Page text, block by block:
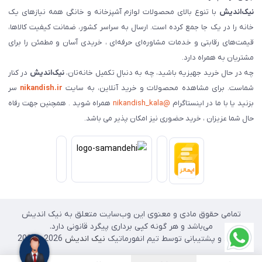
نیک‌اندیش با تنوع بالای محصولات لوازم آشپزخانه و خانگی همه نیازهای یک
خانه را در یک جا جمع کرده است. ارسال به سراسر کشور، ضمانت کیفیت کالاها،
قیمت‌های رقابتی و خدمات مشاوره‌ای حرفه‌ای ، خریدی آسان و مطمئن را برای
مشتریان به همراه دارد.
چه در حال خرید جهیزیه باشید، چه به دنبال تکمیل خانه‌تان،نیک‌اندیش در کنار
شماست. برای مشاهده محصولات و خرید آنلاین، به سایت nikandish.ir سر
بزنید یا با ما در اینستاگرام @nikandish_kala
همراه شوید . همچنین جهت رفاه
حال شما عزیزان ، خرید حضوری نیز امکان پذیر می باشد.
تمامی حقوق مادی و معنوی این وب‌سایت متعلق به نیک اندیش
می‌باشد و هر گونه کپی برداری پیگرد قانونی دارد.
طراحی و پشتیبانی توسط تیم انفورماتیک نیک اندیش 2026 - 2025